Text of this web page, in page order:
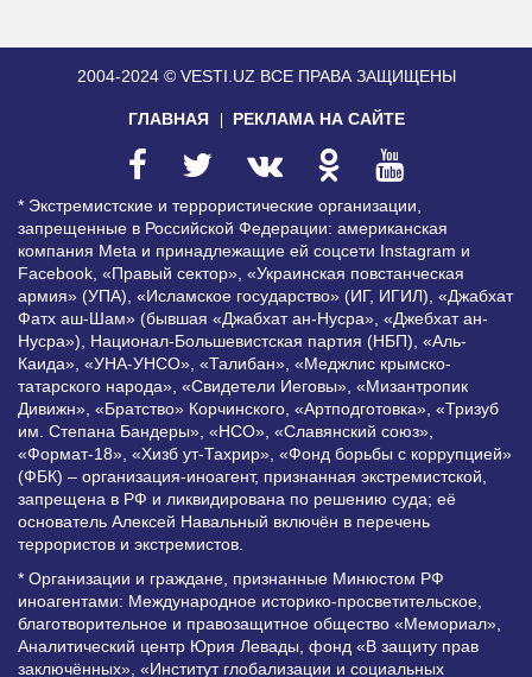
2004-2024 © VESTI.UZ ВСЕ ПРАВА ЗАЩИЩЕНЫ
ГЛАВНАЯ РЕКЛАМА НА САЙТЕ
* Экстремистские и террористические организации,
запрещенные в Российской Федерации: американская
компания Meta и принадлежащие ей соцсети Instagram и
Facebook, «Правый сектор», «Украинская повстанческая
армия» (УПА), «Исламское государство» (ИГ, ИГИЛ), «Джабхат
Фатх аш-Шам» (бывшая «Джабхат ан-Нусра», «Джебхат ан-
Нусра»), Национал-Большевистская партия (НБП), «Аль-
Каида», «УНА-УНСО», «Талибан», «Меджлис крымско-
татарского народа», «Свидетели Иеговы», «Мизантропик
Дивижн», «Братство» Корчинского, «Артподготовка», «Тризуб
им. Степана Бандеры», «НСО», «Славянский союз»,
«Формат-18», «Хизб ут-Тахрир», «Фонд борьбы с коррупцией»
(ФБК) – организация-иноагент, признанная экстремистской,
запрещена в РФ и ликвидирована по решению суда; её
основатель Алексей Навальный включён в перечень
террористов и экстремистов.
* Организации и граждане, признанные Минюстом РФ
иноагентами: Международное историко-просветительское,
благотворительное и правозащитное общество «Мемориал»,
Аналитический центр Юрия Левады, фонд «В защиту прав
заключённых», «Институт глобализации и социальных